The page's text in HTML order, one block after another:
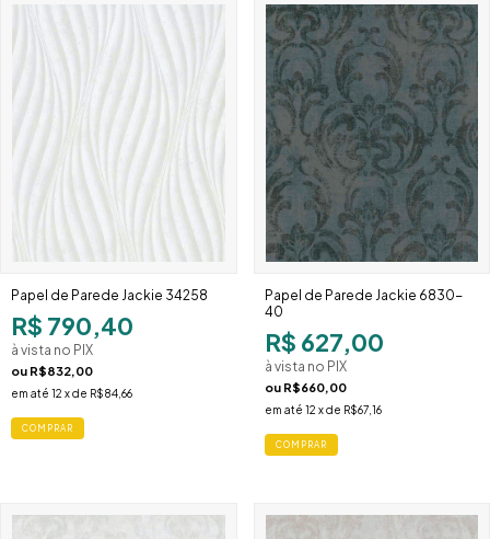
Papel de Parede Jackie 34258
R$ 790,40
à vista no PIX
ou R$832,00
em até 12 x de R$84,66
Papel de Parede Jackie 6830-
40
R$ 627,00
à vista no PIX
ou R$660,00
em até 12 x de R$67,16